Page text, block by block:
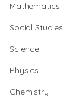
Mathematics
Social Studies
Science
Physics
Chemistry